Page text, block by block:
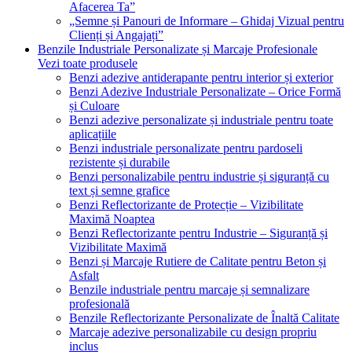
Afacerea Ta”
„Semne și Panouri de Informare – Ghidaj Vizual pentru
Clienți și Angajați”
Benzile Industriale Personalizate și Marcaje Profesionale
Vezi toate produsele
Benzi adezive antiderapante pentru interior și exterior
Benzi Adezive Industriale Personalizate – Orice Formă
și Culoare
Benzi adezive personalizate și industriale pentru toate
aplicațiile
Benzi industriale personalizate pentru pardoseli
rezistente și durabile
Benzi personalizabile pentru industrie și siguranță cu
text și semne grafice
Benzi Reflectorizante de Protecție – Vizibilitate
Maximă Noaptea
Benzi Reflectorizante pentru Industrie – Siguranță și
Vizibilitate Maximă
Benzi și Marcaje Rutiere de Calitate pentru Beton și
Asfalt
Benzile industriale pentru marcaje și semnalizare
profesională
Benzile Reflectorizante Personalizate de Înaltă Calitate
Marcaje adezive personalizabile cu design propriu
inclus